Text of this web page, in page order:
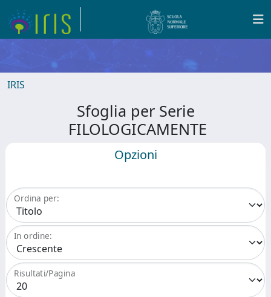
IRIS
Sfoglia per Serie
FILOLOGICAMENTE
Opzioni
Ordina per:
In ordine:
Risultati/Pagina